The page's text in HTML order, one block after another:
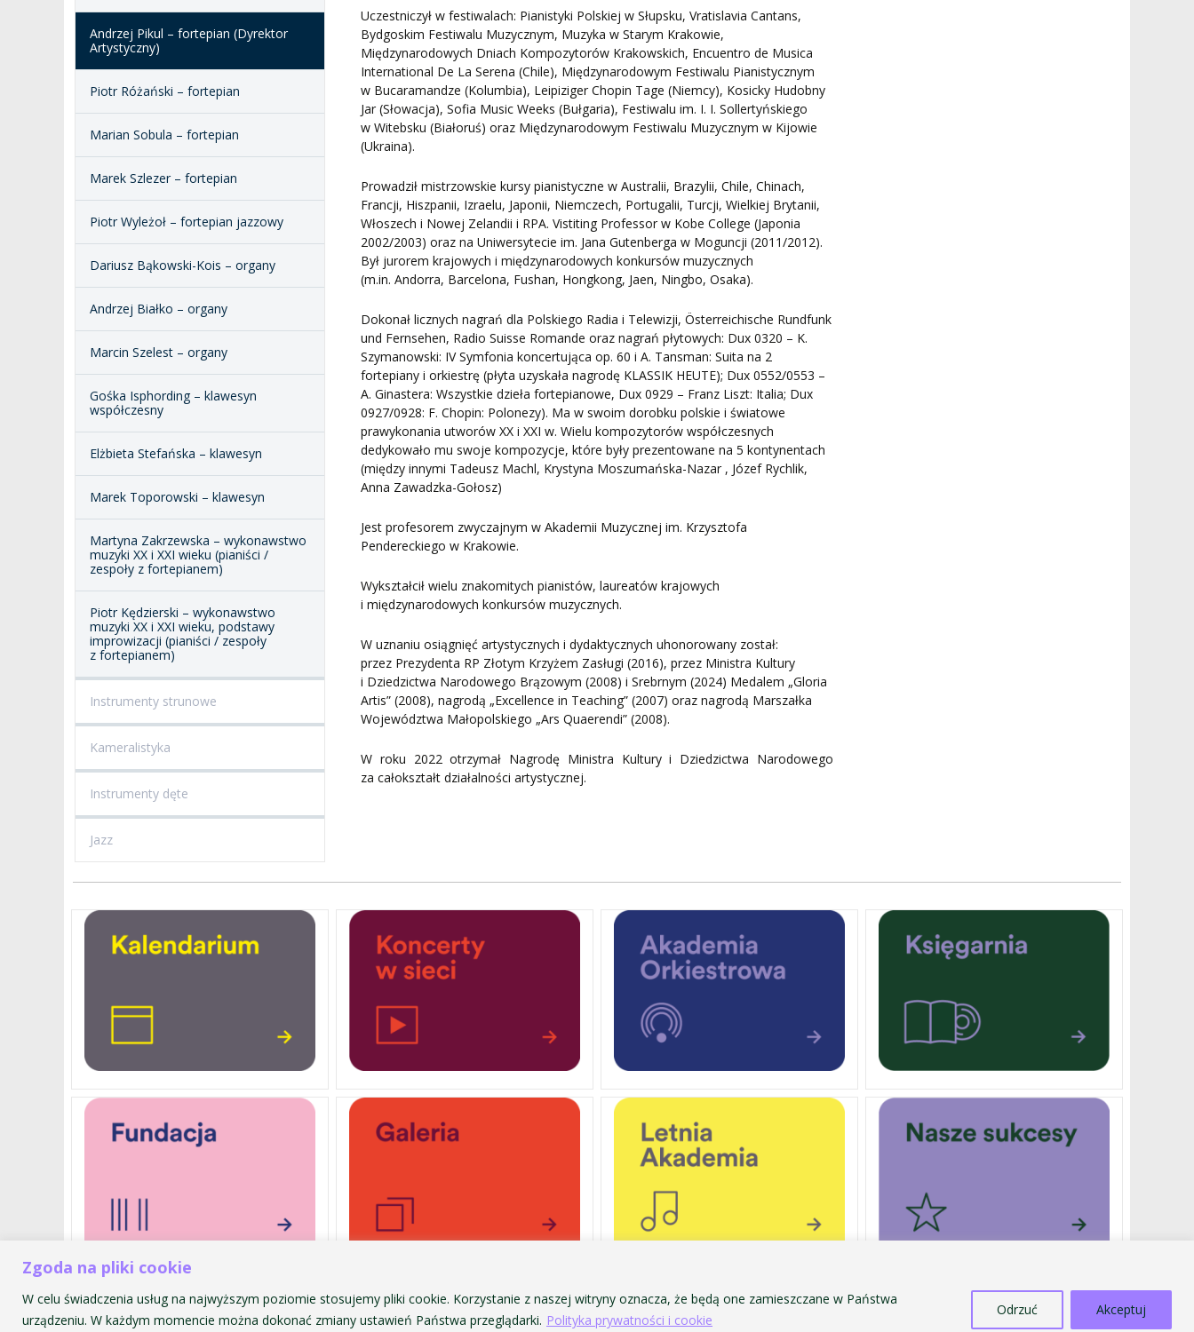
Zgoda na pliki cookie
W celu świadczenia usług na najwyższym poziomie stosujemy pliki cookie. Korzystanie z naszej witryny oznacza, że będą one zamieszczane w Państwa
urządzeniu. W każdym momencie można dokonać zmiany ustawień Państwa przeglądarki. Polityka prywatności i cookie
Odrzuć Akceptuj
Andrzej Pikul – fortepian (Dyrektor
Artystyczny)
Piotr Różański – fortepian
Marian Sobula – fortepian
Marek Szlezer – fortepian
Piotr Wyleżoł – fortepian jazzowy
Dariusz Bąkowski-Kois – organy
Andrzej Białko – organy
Marcin Szelest – organy
Gośka Isphording – klawesyn
współczesny
Elżbieta Stefańska – klawesyn
Marek Toporowski – klawesyn
Martyna Zakrzewska – wykonawstwo
muzyki XX i XXI wieku (pianiści /
zespoły z fortepianem)
Piotr Kędzierski – wykonawstwo
muzyki XX i XXI wieku, podstawy
improwizacji (pianiści / zespoły
z fortepianem)
Instrumenty strunowe
Kameralistyka
Instrumenty dęte
Jazz
Uczestniczył w festiwalach: Pianistyki Polskiej w Słupsku, Vratislavia Cantans,
Bydgoskim Festiwalu Muzycznym, Muzyka w Starym Krakowie,
Międzynarodowych Dniach Kompozytorów Krakowskich, Encuentro de Musica
International De La Serena (Chile), Międzynarodowym Festiwalu Pianistycznym
w Bucaramandze (Kolumbia), Leipiziger Chopin Tage (Niemcy), Kosicky Hudobny
Jar (Słowacja), Sofia Music Weeks (Bułgaria), Festiwalu im. I. I. Sollertyńskiego
w Witebsku (Białoruś) oraz Międzynarodowym Festiwalu Muzycznym w Kijowie
(Ukraina).
Prowadził mistrzowskie kursy pianistyczne w Australii, Brazylii, Chile, Chinach,
Francji, Hiszpanii, Izraelu, Japonii, Niemczech, Portugalii, Turcji, Wielkiej Brytanii,
Włoszech i Nowej Zelandii i RPA. Vistiting Professor w Kobe College (Japonia
2002/2003) oraz na Uniwersytecie im. Jana Gutenberga w Moguncji (2011/2012).
Był jurorem krajowych i międzynarodowych konkursów muzycznych
(m.in. Andorra, Barcelona, Fushan, Hongkong, Jaen, Ningbo, Osaka).
Dokonał licznych nagrań dla Polskiego Radia i Telewizji, Österreichische Rundfunk
und Fernsehen, Radio Suisse Romande oraz nagrań płytowych: Dux 0320 – K.
Szymanowski: IV Symfonia koncertująca op. 60 i A. Tansman: Suita na 2
fortepiany i orkiestrę (płyta uzyskała nagrodę KLASSIK HEUTE); Dux 0552/0553 –
A. Ginastera: Wszystkie dzieła fortepianowe, Dux 0929 – Franz Liszt: Italia; Dux
0927/0928: F. Chopin: Polonezy). Ma w swoim dorobku polskie i światowe
prawykonania utworów XX i XXI w. Wielu kompozytorów współczesnych
dedykowało mu swoje kompozycje, które były prezentowane na 5 kontynentach
(między innymi Tadeusz Machl, Krystyna Moszumańska-Nazar , Józef Rychlik,
Anna Zawadzka-Gołosz)
Jest profesorem zwyczajnym w Akademii Muzycznej im. Krzysztofa
Pendereckiego w Krakowie.
Wykształcił wielu znakomitych pianistów, laureatów krajowych
i międzynarodowych konkursów muzycznych.
W uznaniu osiągnięć artystycznych i dydaktycznych uhonorowany został:
przez Prezydenta RP Złotym Krzyżem Zasługi (2016), przez Ministra Kultury
i Dziedzictwa Narodowego Brązowym (2008) i Srebrnym (2024) Medalem „Gloria
Artis” (2008), nagrodą „Excellence in Teaching” (2007) oraz nagrodą Marszałka
Województwa Małopolskiego „Ars Quaerendi” (2008).
W roku 2022 otrzymał Nagrodę Ministra Kultury i Dziedzictwa Narodowego
za całokształt działalności artystycznej.
Akademia Muzyczna im. Krzysztofa Pendereckiego w Krakowie
OCHRONA DANYCH OSOBOWYCH